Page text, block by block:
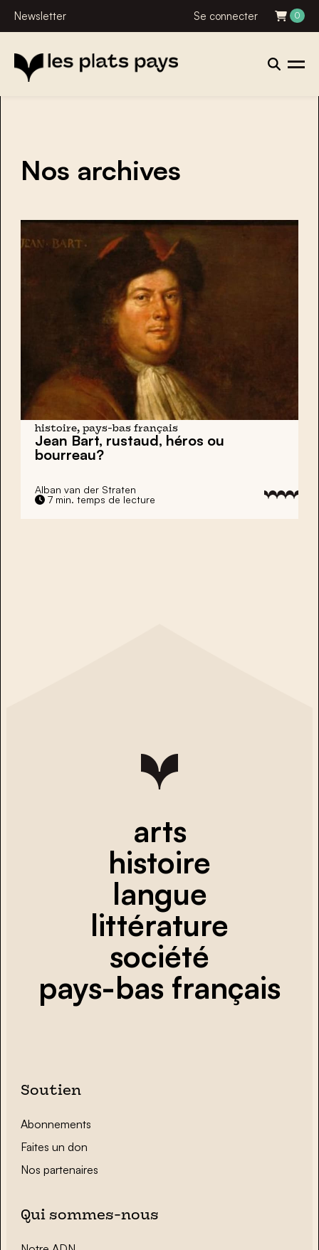
Newsletter Se connecter 0
Nos archives
histoire, pays-bas français
Jean Bart, rustaud, héros ou
bourreau?
Alban van der Straten
7 min. temps de lecture
arts
histoire
langue
littérature
société
pays-bas français
Soutien
Abonnements
Faites un don
Nos partenaires
Qui sommes-nous